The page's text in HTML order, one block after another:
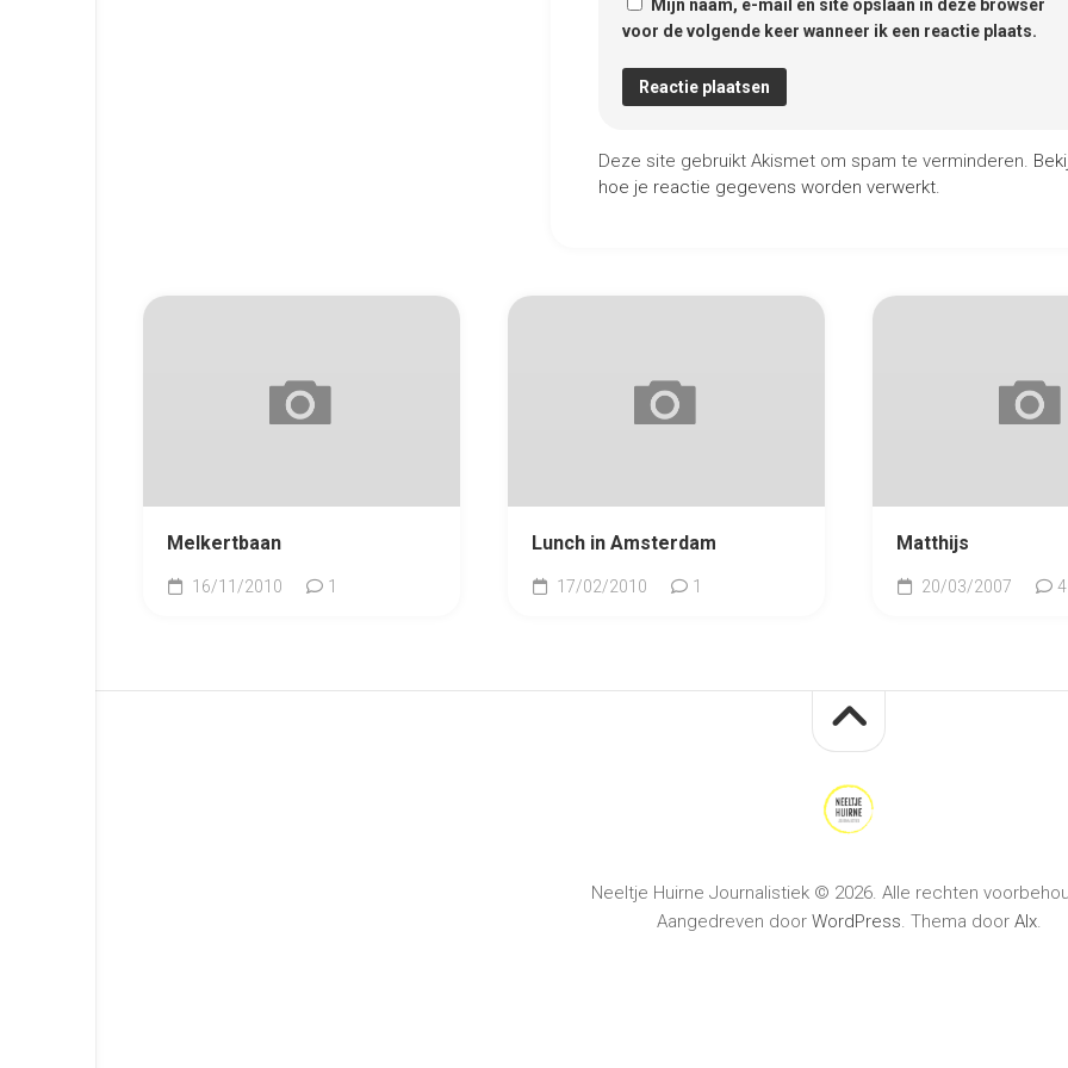
Mijn naam, e-mail en site opslaan in deze browser
voor de volgende keer wanneer ik een reactie plaats.
Deze site gebruikt Akismet om spam te verminderen.
hoe je reactie gegevens worden verwerkt.
Melkertbaan
16/11/2010 1
Lunch in Amsterdam
17/02/2010 1
Matthijs
20/03/2007 4
Neeltje Huirne Journalistiek © 2026. Alle rechten
Aangedreven door WordPress. Thema door Alx.